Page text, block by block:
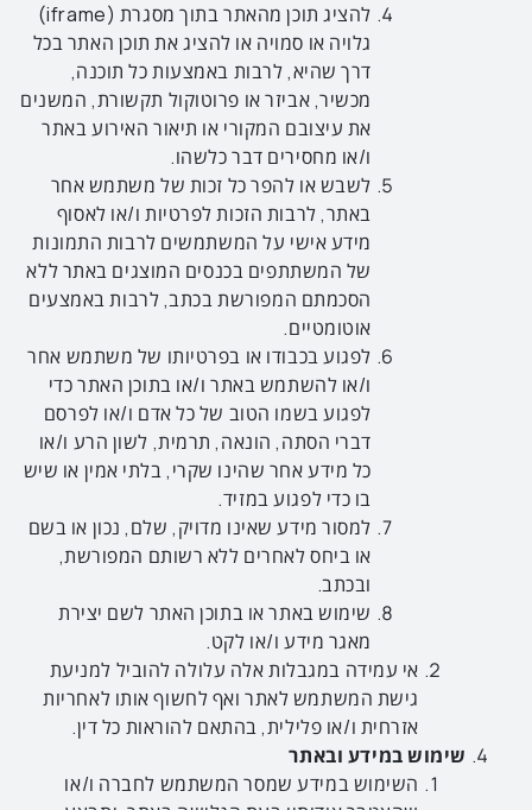
להציג תוכן מהאתר בתוך מסגרת (iframe)
גלויה או סמויה או להציג את תוכן האתר בכל
דרך שהיא, לרבות באמצעות כל תוכנה,
מכשיר, אביזר או פרוטוקול תקשורת, המשנים
את עיצובם המקורי או תיאור האירוע באתר
ו/או מחסירים דבר כלשהו.
לשבש או להפר כל זכות של משתמש אחר
באתר, לרבות הזכות לפרטיות ו/או לאסוף
מידע אישי על המשתמשים לרבות התמונות
של המשתתפים בכנסים המוצגים באתר ללא
הסכמתם המפורשת בכתב, לרבות באמצעים
אוטומטיים.
לפגוע בכבודו או בפרטיותו של משתמש אחר
ו/או להשתמש באתר ו/או בתוכן האתר כדי
לפגוע בשמו הטוב של כל אדם ו/או לפרסם
דברי הסתה, הונאה, תרמית, לשון הרע ו/או
כל מידע אחר שהינו שקרי, בלתי אמין או שיש
בו כדי לפגוע במזיד.
למסור מידע שאינו מדויק, שלם, נכון או בשם
או ביחס לאחרים ללא רשותם המפורשת,
ובכתב.
שימוש באתר או בתוכן האתר לשם יצירת
מאגר מידע ו/או לקט.
אי עמידה במגבלות אלה עלולה להוביל למניעת
גישת המשתמש לאתר ואף לחשוף אותו לאחריות
אזרחית ו/או פלילית, בהתאם להוראות כל דין.
שימוש במידע ובאתר
השימוש במידע שמסר המשתמש לחברה ו/או